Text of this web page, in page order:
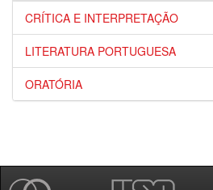
CRÍTICA E INTERPRETAÇÃO
LITERATURA PORTUGUESA
ORATÓRIA